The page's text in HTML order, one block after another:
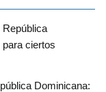
ciertos
Dominicana: